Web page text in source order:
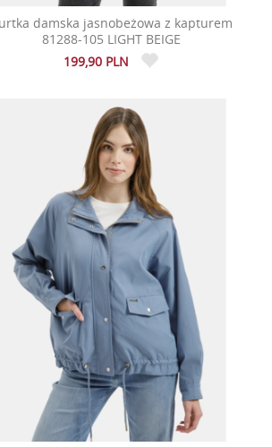
damska jasnobeżowa z kapturem
81288-105 LIGHT BEIGE
199,90 PLN